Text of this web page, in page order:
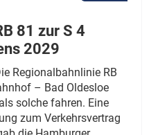
81 zur S 4
2029
Regionalbahnlinie RB
– Bad Oldesloe
solche fahren. Eine
zum Verkehrsvertrag